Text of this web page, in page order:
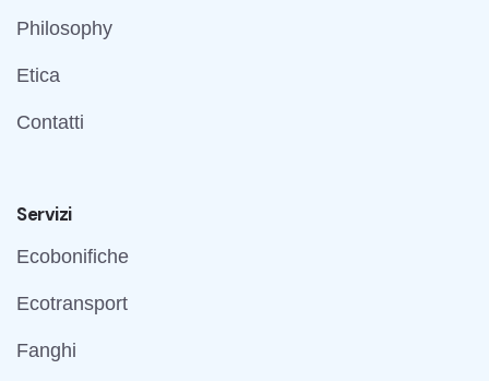
Philosophy
Etica
Contatti
Servizi
Ecobonifiche
Ecotransport
Fanghi